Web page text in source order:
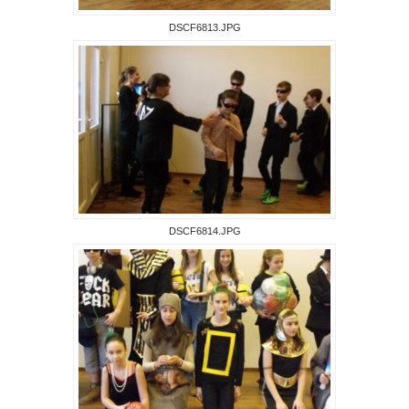
DSCF6813.JPG
DSCF6814.JPG